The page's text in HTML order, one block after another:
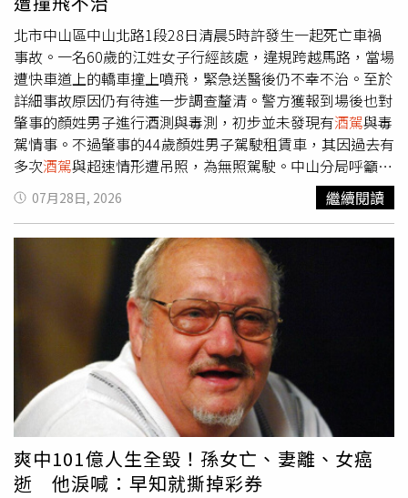
衡，導致嚴重事故。警方也再次呼籲所有用路人，不論騎乘
何種交通工具，都應遵守交通法規，切勿違規雙載、超速或
分心駕駛，行經圓環及路口時更應減速慢行，隨時注意周遭
車流及路況，才能有效降低交通事故發生機率，保障自己及
其他用路人的生命安全。
北市中山區中山北路1段28日清晨5時許發生一起死亡車禍
事故。一名60歲的江姓女子行經該處，違規跨越馬路，當場
遭快車道上的轎車撞上噴飛，緊急送醫後仍不幸不治。至於
詳細事故原因仍有待進一步調查釐清。警方獲報到場後也對
肇事的顏姓男子進行酒測與毒測，初步並未發現有酒駕與毒
駕情事。不過肇事的44歲顏姓男子駕駛租賃車，其因過去有
多次酒駕與超速情形遭吊照，為無照駕駛。中山分局呼籲行
人穿越道路時，應走行人穿越道，並注意左右來車，車輛駕
駛人行駛時應注意車前狀況，切勿超速，以維護交通安全。
07月28日, 2026 繼續閱讀
爽中101億人生全毀！孫女亡、妻離、女癌
逝 他淚喊：早知就撕掉彩券